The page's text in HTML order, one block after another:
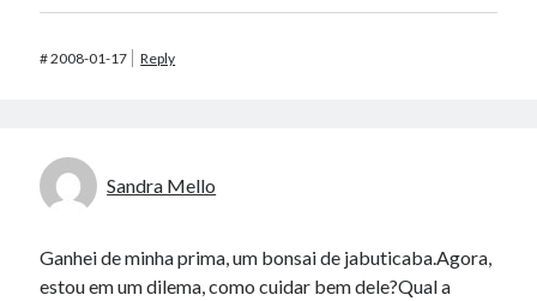
#2008-01-17 Reply
Sandra Mello
Ganhei de minha prima, um bonsai de jabuticaba.Agora,
estou em um dilema, como cuidar bem dele?Qual a